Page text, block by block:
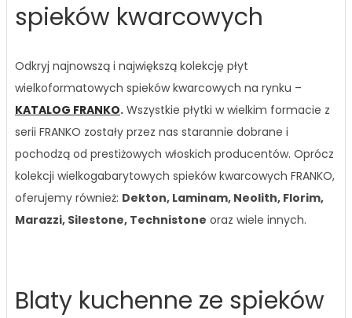
spieków kwarcowych
Odkryj najnowszą i największą kolekcję płyt
wielkoformatowych spieków kwarcowych na rynku –
KATALOG FRANKO. Wszystkie płytki w wielkim formacie z
serii FRANKO zostały przez nas starannie dobrane i
pochodzą od prestiżowych włoskich producentów. Oprócz
kolekcji wielkogabarytowych spieków kwarcowych FRANKO,
oferujemy również: Dekton, Laminam, Neolith, Florim,
Marazzi, Silestone, Technistone oraz wiele innych.
Blaty kuchenne ze spieków